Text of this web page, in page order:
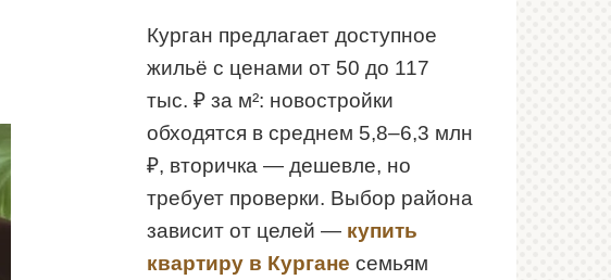
Курган предлагает доступное
жильё с ценами от 50 до 117
тыс. ₽ за м²: новостройки
обходятся в среднем 5,8–6,3 млн
₽, вторичка — дешевле, но
требует проверки. Выбор района
зависит от целей — купить
квартиру в Кургане семьям